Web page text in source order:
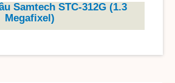
Samtech STC-312G (1.3
Megafixel)